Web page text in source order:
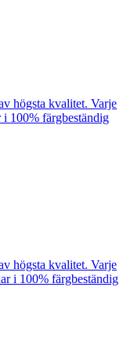
högsta kvalitet. Varje
i 100% färgbeständig
högsta kvalitet. Varje
i 100% färgbeständig